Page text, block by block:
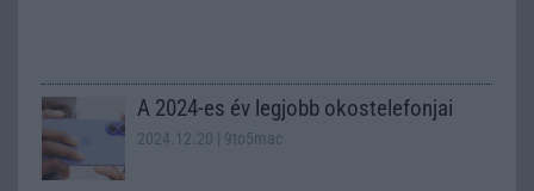
A 2024-es év legjobb okostelefonjai
2024.12.20 | 9to5mac